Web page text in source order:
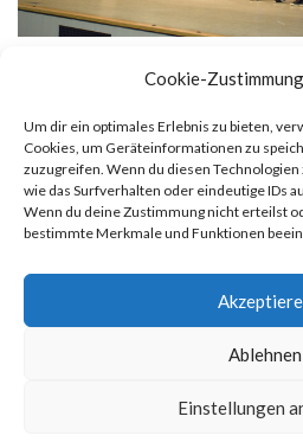
Cookie-
Um dir ein optimales Erlebnis zu bieten,
Cookies, um Geräteinformationen zu
zuzugreifen. Wenn du diesen
wie das Surfverhalten oder eindeutige IDs
Wenn du deine Zustimmung nicht erteilst
bestimmte Merkmale und Funktionen
Ablehnen
Einstellungen